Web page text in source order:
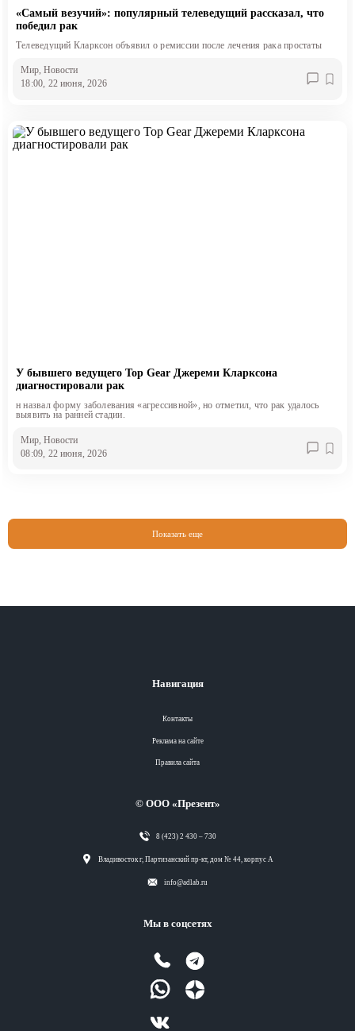
«Самый везучий»: популярный телеведущий рассказал, что
победил рак
Телеведущий Кларксон объявил о ремиссии после лечения рака простаты
Мир, Новости
18:00, 22 июня, 2026
У бывшего ведущего Top Gear Джереми Кларксона
диагностировали рак
н назвал форму заболевания «агрессивной», но отметил, что рак удалось
выявить на ранней стадии.
Мир , Новости
08:09, 22 июня, 2026
Показать еще
Навигация
Контакты
Реклама на сайте
Правила сайта
© ООО «Презент»
8 (423) 2 430 – 730
Владивосток г, Партизанский пр-кт, дом № 44, корпус А
info@adlab.ru
Мы в соцсетях